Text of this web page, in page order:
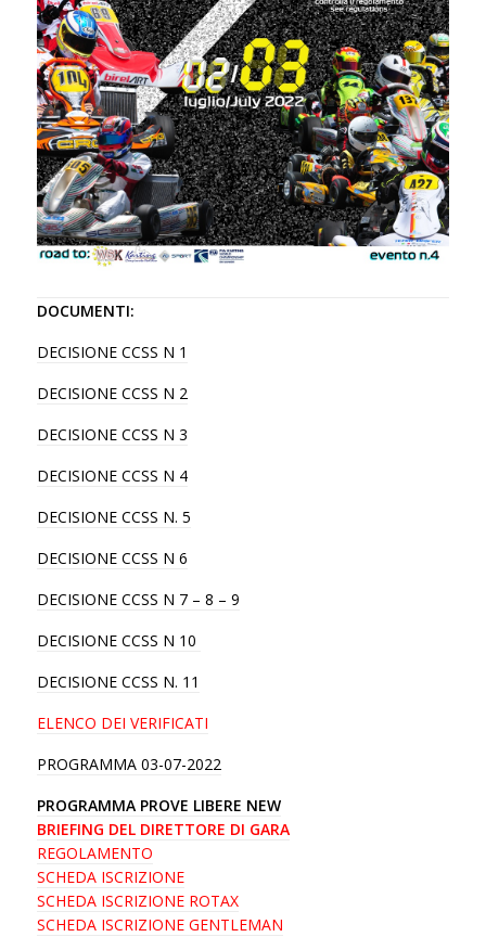
DOCUMENTI:
DECISIONE CCSS N 1
DECISIONE CCSS N 2
DECISIONE CCSS N 3
DECISIONE CCSS N 4
DECISIONE CCSS N. 5
DECISIONE CCSS N 6
DECISIONE CCSS N 7 – 8 – 9
DECISIONE CCSS N 10
DECISIONE CCSS N. 11
ELENCO DEI VERIFICATI
PROGRAMMA 03-07-2022
PROGRAMMA PROVE LIBERE NEW
BRIEFING DEL DIRETTORE DI GARA
REGOLAMENTO
SCHEDA ISCRIZIONE
SCHEDA ISCRIZIONE ROTAX
SCHEDA ISCRIZIONE GENTLEMAN